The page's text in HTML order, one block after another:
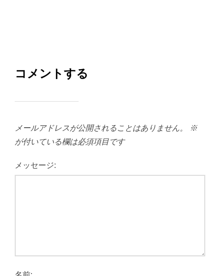
コメントする
メールアドレスが公開されることはありません。
※
が付いている欄は必須項目です
メッセージ: